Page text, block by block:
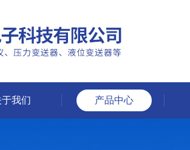
于我们 产品中心